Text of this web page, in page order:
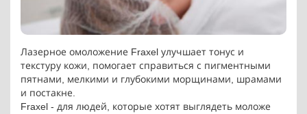
Лазерное омоложение Fraxel улучшает тонус и
текстуру кожи, помогает справиться с пигментными
пятнами, мелкими и глубокими морщинами, шрамами
и постакне.
Fraxel - для людей, которые хотят выглядеть моложе